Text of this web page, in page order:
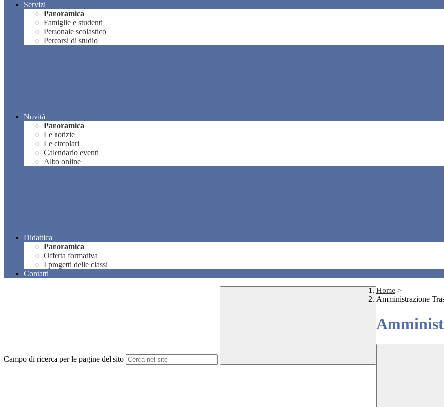
Servizi
Panoramica
Famiglie e studenti
Personale scolastico
Percorsi di studio
Novità
Panoramica
Le notizie
Le circolari
Calendario eventi
Albo online
Didattica
Panoramica
Offerta formativa
I progetti delle classi
Contatti
Campo di ricerca per le pagine del sito
Home >
Amministrazione